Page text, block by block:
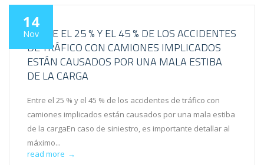
14
Nov
ENTRE EL 25 % Y EL 45 % DE LOS ACCIDENTES
DE TRÁFICO CON CAMIONES IMPLICADOS
ESTÁN CAUSADOS POR UNA MALA ESTIBA
DE LA CARGA
Entre el 25 % y el 45 % de los accidentes de tráfico con
camiones implicados están causados por una mala estiba
de la cargaEn caso de siniestro, es importante detallar al
máximo...
read more →